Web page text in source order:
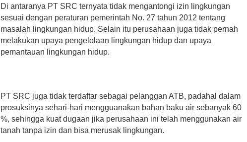
Di antaranya PT SRC ternyata tidak mengantongi izin lingkungan
sesuai dengan peraturan pemerintah No. 27 tahun 2012 tentang
masalah lingkungan hidup. Selain itu perusahaan juga tidak pernah
melakukan upaya pengelolaan lingkungan hidup dan upaya
pemantauan lingkungan hidup.
PT SRC juga tidak terdaftar sebagai pelanggan ATB, padahal dalam
prosuksinya sehari-hari mengguanakan bahan baku air sebanyak 60
%, sehingga kuat dugaan jika perusahaan ini telah menggunakan air
tanah tanpa izin dan bisa merusak lingkungan.